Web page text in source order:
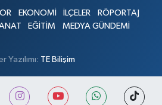
EKONOMİ İLÇELER
RÖPORTAJ
EĞİTİM MEDYA GÜNDEMİ
Yazılımı: TE Bilişim